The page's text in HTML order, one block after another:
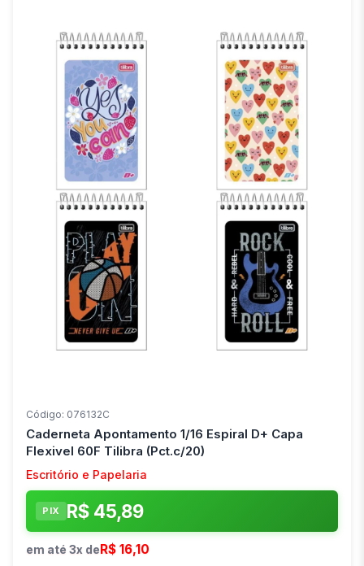
Código: 076132C
Caderneta Apontamento 1/16 Espiral D+ Capa
Flexivel 60F Tilibra (Pct.c/20)
Escritório e Papelaria
PIX R$ 45,89
em até 3x de R$ 16,10